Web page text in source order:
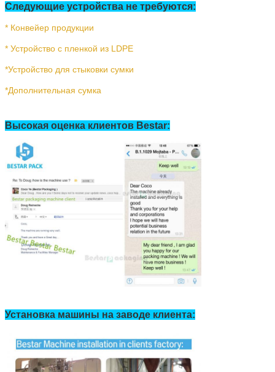
Оставьте сообщение
Мы скоро тебе перезвоним!
Следующие устройства не требуются:
* Конвейер продукции
* Устройство с пленкой из LDPE
*Устройство для стыковки сумки
*Дополнительная сумка
Высокая оценка клиентов Bestar:
Установка машины на заводе клиента: